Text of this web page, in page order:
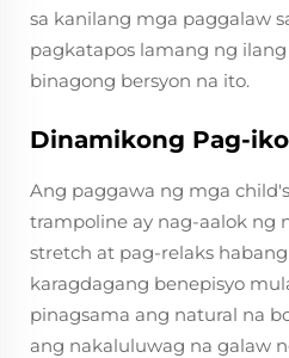
sa kanilang mga paggalaw
pagkatapos lamang ng
binagong bersyon na ito.
Dinamikong Pag-
Ang paggawa ng mga
trampoline ay nag-aalok ng
stretch at pag-relaks
karagdagang benepisyo
pinagsama ang natural na
ang nakaluluwag na galaw